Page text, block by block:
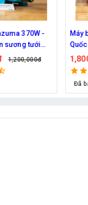
sương làm
lớn Hawin
trợ 70 đầu
2,219,000đ
Đã